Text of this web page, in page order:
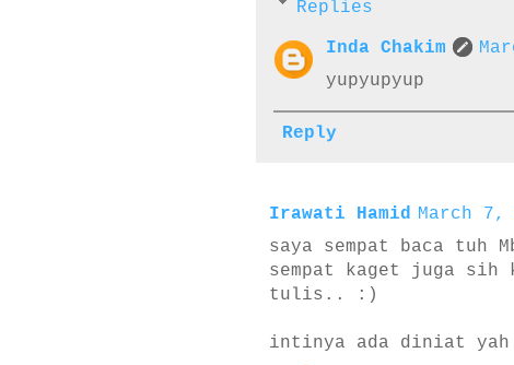
Replies
Inda Chakim
yupyupyup
Reply
Irawati Hamid March 7,
saya sempat baca tuh
sempat kaget juga sih
tulis.. :)
intinya ada diniat yah